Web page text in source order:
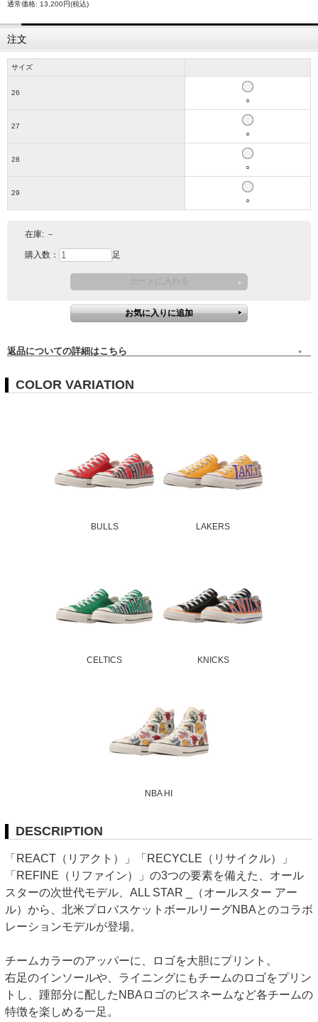
通常価格: 13,200円(税込)
注文
サイズ
26
○
27
○
28
○
29
○
在庫: －
購入数： 足
返品についての詳細はこちら
COLOR VARIATION
BULLS LAKERS
CELTICS KNICKS
NBA HI
DESCRIPTION
「REACT（リアクト）」「RECYCLE（リサイクル）」
「REFINE（リファイン）」の3つの要素を備えた、オール
スターの次世代モデル、ALL STAR _（オールスター アー
ル）から、北米プロバスケットボールリーグNBAとのコラボ
レーションモデルが登場。
チームカラーのアッパーに、ロゴを大胆にプリント。
右足のインソールや、ライニングにもチームのロゴをプリン
トし、踵部分に配したNBAロゴのピスネームなど各チームの
特徴を楽しめる一足。